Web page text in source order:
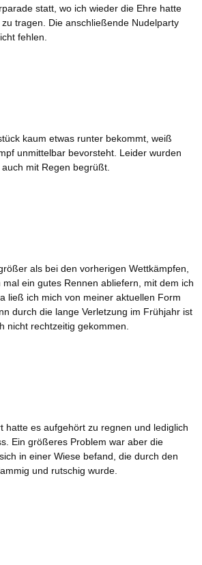
statt, wo ich wieder die Ehre hatte
tragen. Die anschließende Nudelparty
fehlen.
kaum etwas runter bekommt, weiß
unmittelbar bevorsteht. Leider wurden
mit Regen begrüßt.
als bei den vorherigen Wettkämpfen,
ein gutes Rennen abliefern, mit dem ich
ließ ich mich von meiner aktuellen Form
durch die lange Verletzung im Frühjahr ist
nicht rechtzeitig gekommen.
hatte es aufgehört zu regnen und lediglich
Ein größeres Problem war aber die
in einer Wiese befand, die durch den
und rutschig wurde.